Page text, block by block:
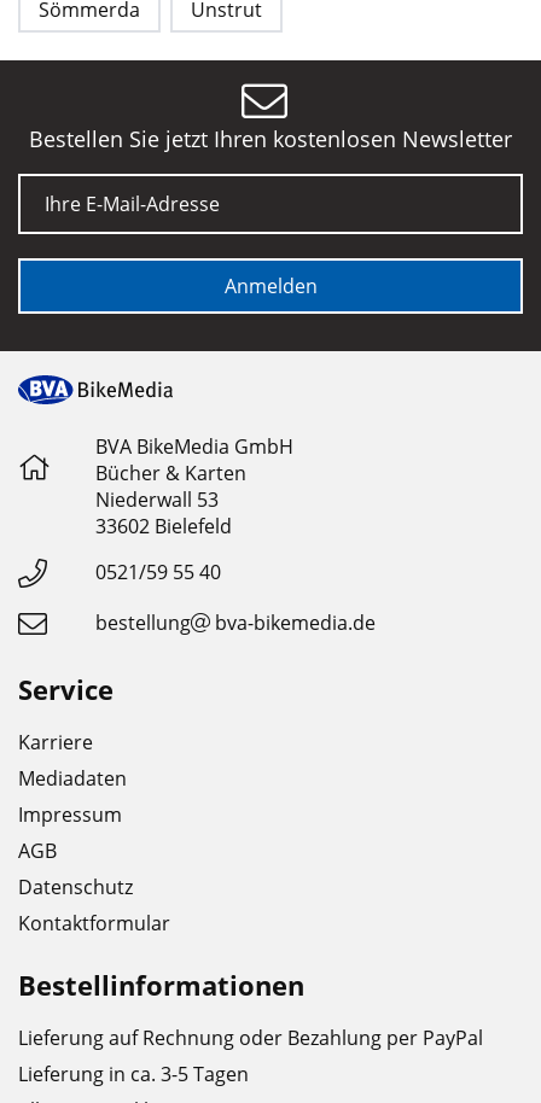
Sömmerda Unstrut
Bestellen Sie jetzt Ihren kostenlosen Newsletter
E-Mail
Anmelden
BVA BikeMedia GmbH
Bücher & Karten
Niederwall 53
33602 Bielefeld
0521/59 55 40
bestellung
bva-bikemedia.de
Service
Karriere
Mediadaten
Impressum
AGB
Datenschutz
Kontaktformular
Bestellinformationen
Lieferung auf Rechnung oder Bezahlung per PayPal
Lieferung in ca. 3-5 Tagen